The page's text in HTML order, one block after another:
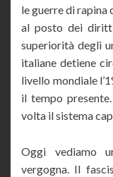
le guerre di rapina
al posto dei
superiorità degli
italiane detiene
livello mondiale
il tempo
volta il sistema
Oggi vediamo
vergogna. Il